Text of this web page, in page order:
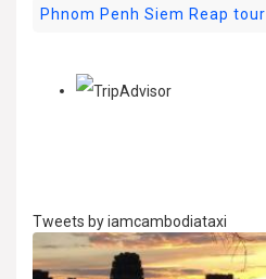
Phnom Penh Siem Reap tour
Tweets by iamcambodiataxi